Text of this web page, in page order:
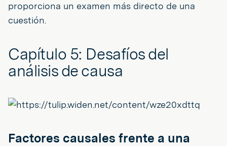
proporciona un examen más directo de una
cuestión.
Capítulo 5: Desafíos del
análisis de causa
Factores causales frente a una